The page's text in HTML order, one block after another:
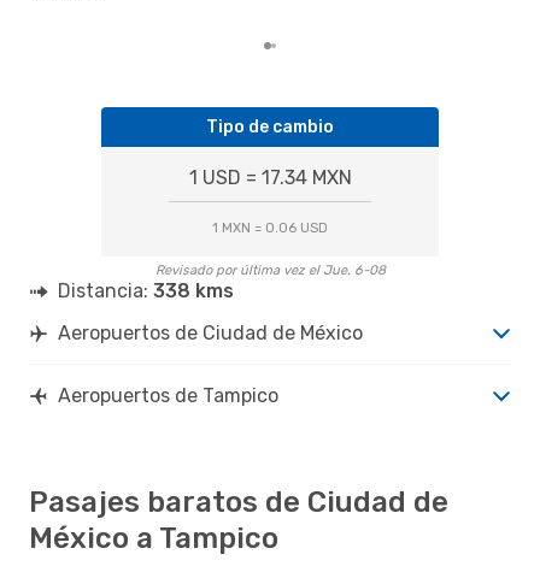
Tipo de cambio
1 USD = 17.34 MXN
1 MXN = 0.06 USD
Revisado por última vez el Jue. 6-08
Distancia: 338 kms
Aeropuertos de Ciudad de México
Aeropuertos de Tampico
Pasajes baratos de Ciudad de
México a Tampico